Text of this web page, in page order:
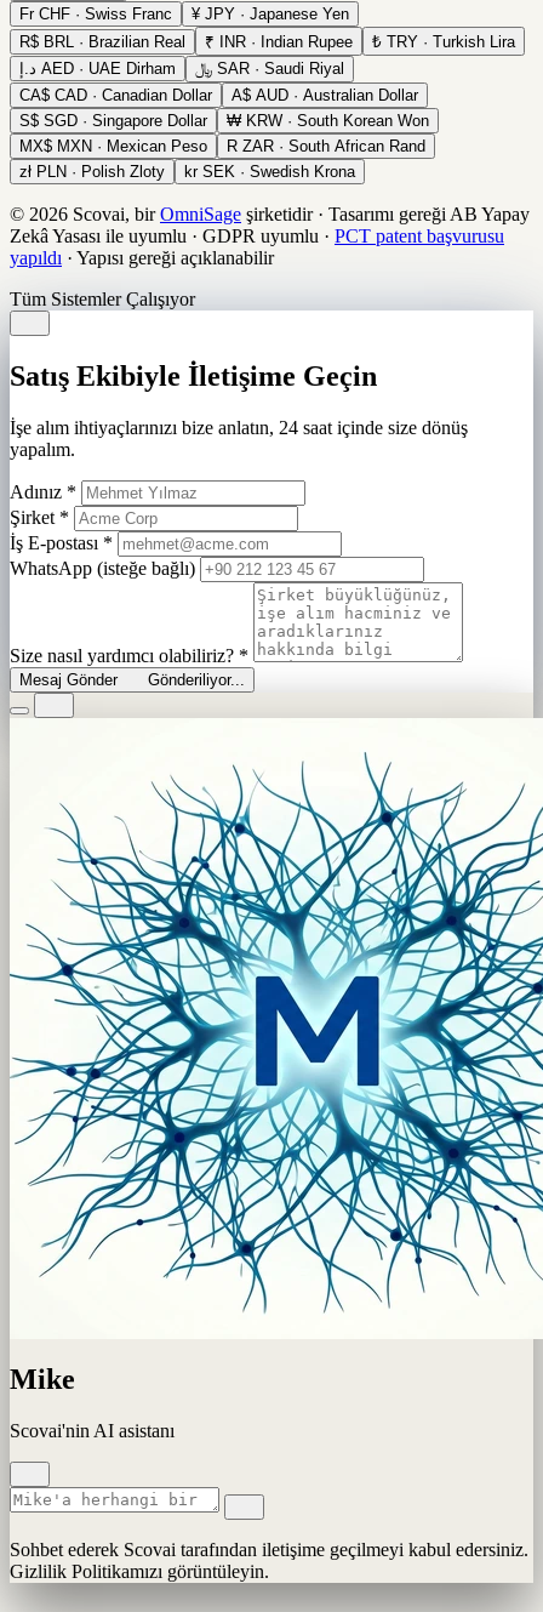
Fr CHF · Swiss Franc ¥ JPY · Japanese Yen
R$ BRL · Brazilian Real ₹ INR · Indian Rupee ₺ TRY · Turkish Lira
د.إ AED · UAE Dirham ﷼ SAR · Saudi Riyal
CA$ CAD · Canadian Dollar A$ AUD · Australian Dollar
S$ SGD · Singapore Dollar ₩ KRW · South Korean Won
MX$ MXN · Mexican Peso R ZAR · South African Rand
zł PLN · Polish Zloty kr SEK · Swedish Krona
© 2026 Scovai, birOmniSage şirketidir · Tasarımı gereği AB Yapay
Zekâ Yasası ile uyumlu · GDPR uyumlu · PCT patent başvurusu
yapıldı · Yapısı gereği açıklanabilir
Tüm Sistemler Çalışıyor
Satış Ekibiyle İletişime Geçin
İşe alım ihtiyaçlarınızı bize anlatın, 24 saat içinde size dönüş
yapalım.
Adınız *
Şirket *
İş E-postası *
WhatsApp (isteğe bağlı)
Size nasıl yardımcı olabiliriz? *
Mesaj Gönder Gönderiliyor...
Mike
Scovai'nin AI asistanı
Sohbet ederek Scovai tarafından iletişime geçilmeyi kabul edersiniz.
Gizlilik Politikamızı görüntüleyin.